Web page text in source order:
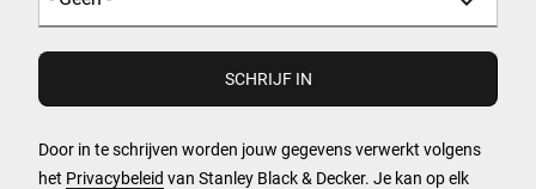
Door in te schrijven worden jouw gegevens verwerkt volgens
het Privacybeleid van Stanley Black & Decker. Je kan op elk